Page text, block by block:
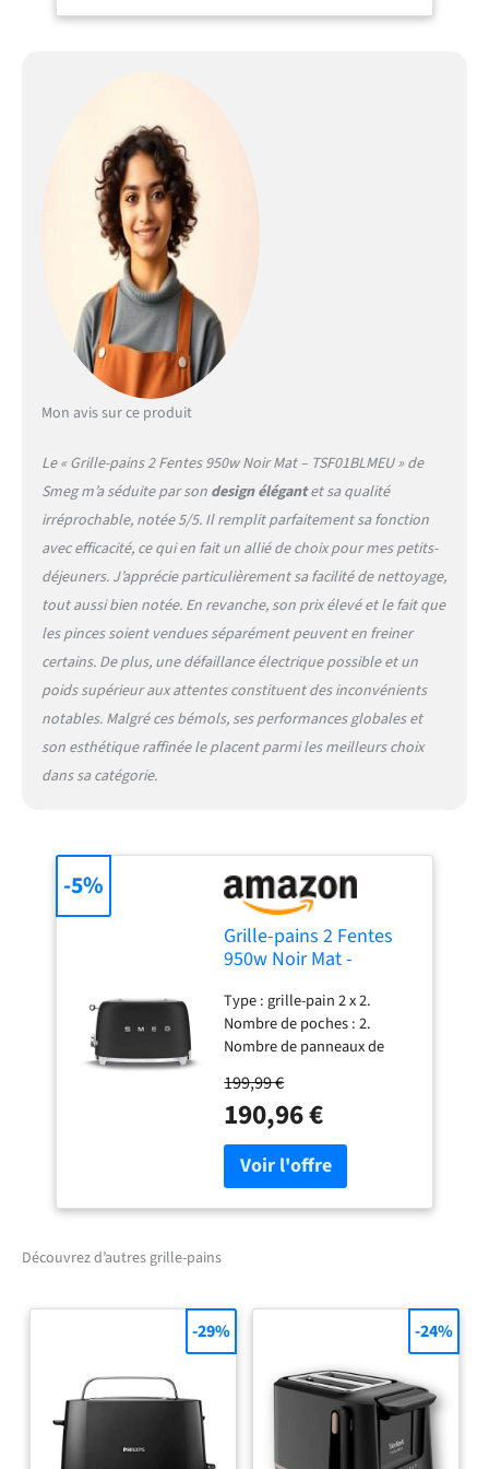
Fonction bagel : oui.
plastique. Mise en marche
du grillage : avec le levier.
Activation de la fonction :
niveau de grillage : avec
bouton lumineux. Largeur
de poche : 36 mm. Retrait
automatique du pain de la
poche : oui. Bip de fin de
inoxydable poli. Base
antidérapante : oui.
Rangement du cordon
d'alimentation : oui.
Puissance (W) : 950. Tension
(V) : 220-240. Fréquence (Hz)
cordon d'alimentation : 1
m. Dimensions du produit
(largeur x profondeur x
hauteur) : 310 x 195 x 198
kg.
Mon avis sur ce produit
Le « Grille-pains 2 Fentes 950w Noir Mat – TSF01BLMEU » de
Smeg m’a séduite par son design élégantet sa qualité
irréprochable, notée 5/5. Il remplit parfaitement sa fonction
avec efficacité, ce qui en fait un allié de choix pour mes petits-
déjeuners. J’apprécie particulièrement sa facilité de nettoyage,
tout aussi bien notée. En revanche, son prix élevé et le fait que
les pinces soient vendues séparément peuvent en freiner
certains. De plus, une défaillance électrique possible et un
poids supérieur aux attentes constituent des inconvénients
notables. Malgré ces bémols, ses performances globales et
son esthétique raffinée le placent parmi les meilleurs choix
dans sa catégorie.
Grille-pains 2 Fentes
950w Noir Mat -
Type : grille-pain 2 x 2.
Nombre de poches : 2.
Nombre de panneaux de
tranches : 2. Nombre de
ramasse-miettes : 1. Nombre
de niveaux de brunissage : 6.
Fonction de chauffage : oui.
Fonction dégivrage : oui.
Fonction bagel : oui.
Matériau du bouton :
plastique. Mise en marche
du grillage : avec le levier.
Activation de la fonction :
au moyen de boutons
lumineux. Sélection du
niveau de grillage : avec
199,99 €
190,96 €
-5%
Découvrez d’autres grille-pains
-29% -24%